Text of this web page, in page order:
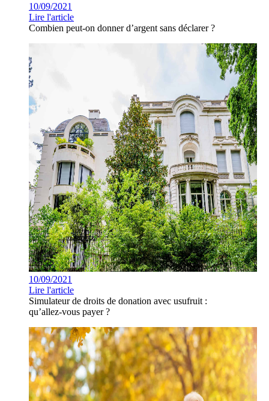
10/09/2021
Lire l'article
Combien peut-on donner d’argent sans déclarer ?
10/09/2021
Lire l'article
Simulateur de droits de donation avec usufruit :
qu’allez-vous payer ?